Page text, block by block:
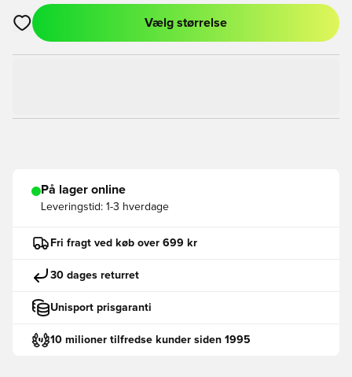
Åbner en Modal til at logge ind eller tilmelde dig som medlem
Vælg størrelse
På lager online
Leveringstid: 1-3 hverdage
Fri fragt ved køb over 699 kr
30 dages returret
Unisport prisgaranti
10 milioner tilfredse kunder siden 1995